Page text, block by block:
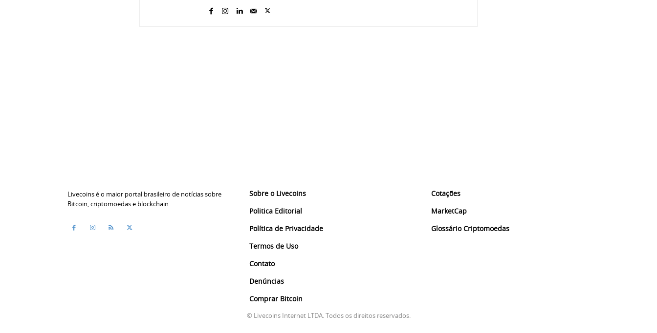
Livecoins é o maior portal brasileiro de notícias sobre
Bitcoin, criptomoedas e blockchain.
Sobre o Livecoins
Politica Editorial
Política de Privacidade
Termos de Uso
Contato
Denúncias
Comprar Bitcoin
Cotações
MarketCap
Glossário Criptomoedas
© Livecoins Internet LTDA. Todos os direitos reservados.